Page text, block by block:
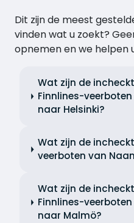
Dit zijn de meest
vinden wat u zoekt?
opnemen en we helpen
Wat zijn de
Finnlines-
naar Helsinki?
Wat zijn de
veerboten van
Wat zijn de
Finnlines-
naar Malmö?